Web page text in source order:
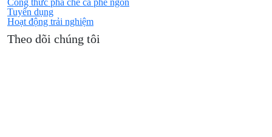
Tuyển dụng
Hoạt động trải nghiệm
Theo dõi chúng tôi